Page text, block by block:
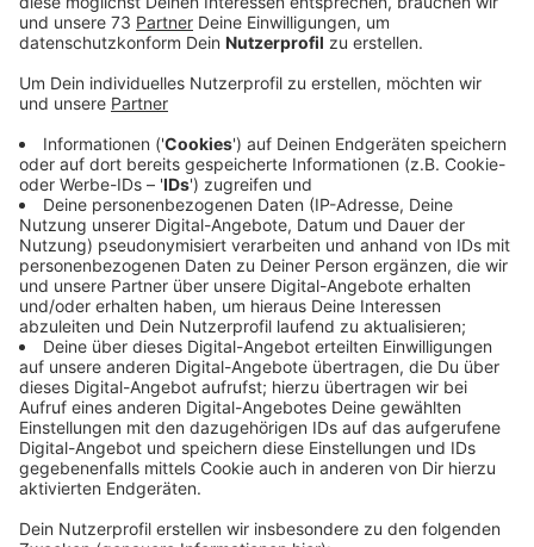
Was bedeutet dieser Schritt?
Anzeige
Hülsta-Geschäftsführer Thomas Knecht verlässt das
Stadtlohner Unternehmen. Deshalb ändert sich etwas
beim Insolvenzverfahren der Hülsta-Werke aus
Stadtlohn. Das Insolvenzverfahren in Eigenverwaltung
ist in eine Regel-Insolvenz umgewandelt worden. Nun
wird sich ein Verwalter um die weiteren Vorgänge bei
dem Möbelhersteller kümmern. Wichtig ist: Für Kunden
und Geschäftspartner hat die Änderung keine
Auswirkungen, sagt Hülsta. Das Verfahren werde auf
der Grundlage des rechtskräftigen Insolvenzplans